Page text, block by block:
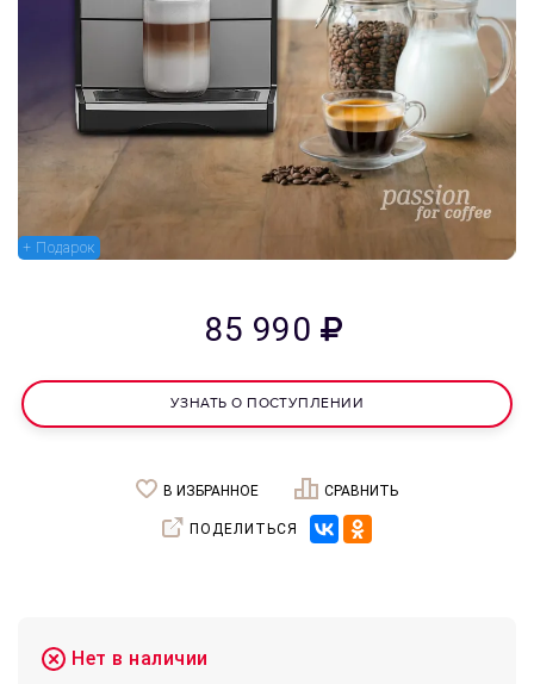
+ Подарок
85 990
УЗНАТЬ О ПОСТУПЛЕНИИ
В ИЗБРАННОЕ СРАВНИТЬ
ПОДЕЛИТЬСЯ
Нет в наличии